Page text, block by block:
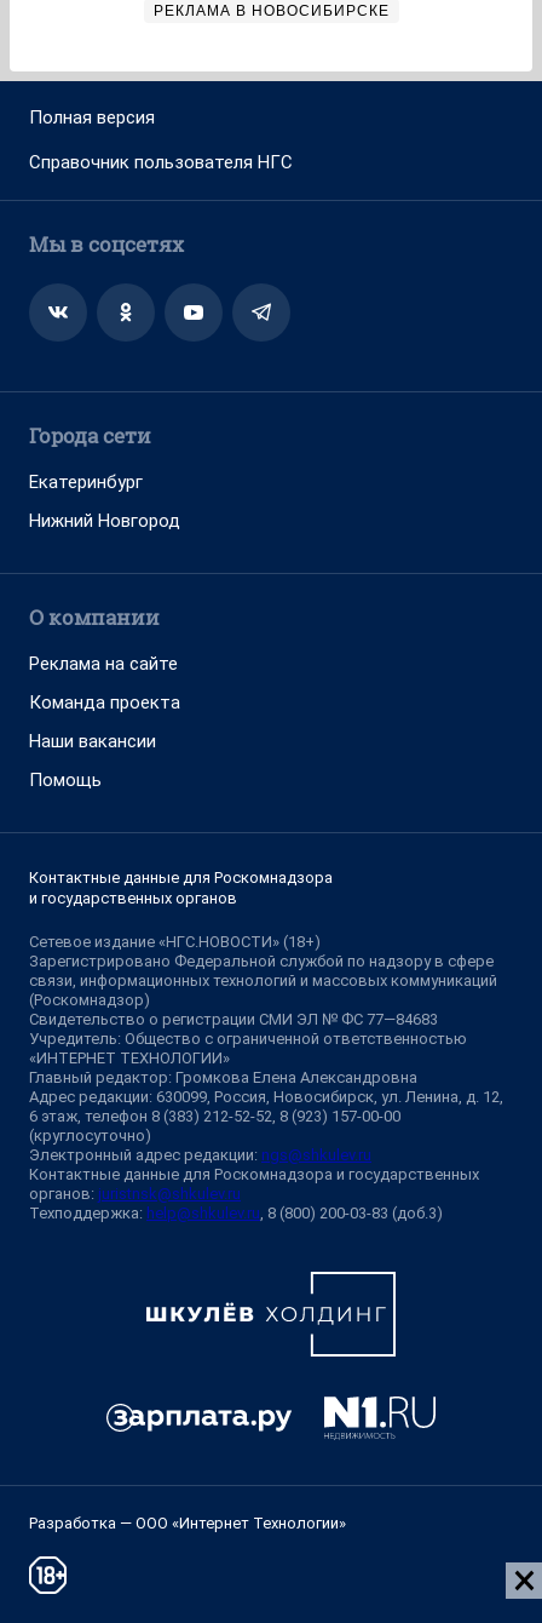
РЕКЛАМА В НОВОСИБИРСКЕ
Полная версия
Справочник пользователя НГС
Мы в соцсетях
Города сети
Екатеринбург
Нижний Новгород
О компании
Реклама на сайте
Команда проекта
Наши вакансии
Помощь
Контактные данные для Роскомнадзора
и государственных органов
Сетевое издание «НГС.НОВОСТИ» (18+)
Зарегистрировано Федеральной службой по надзору в сфере
связи, информационных технологий и массовых коммуникаций
(Роскомнадзор)
Свидетельство о регистрации СМИ ЭЛ № ФС 77—84683
Учредитель: Общество с ограниченной ответственностью
«ИНТЕРНЕТ ТЕХНОЛОГИИ»
Главный редактор: Громкова Елена Александровна
Адрес редакции: 630099, Россия, Новосибирск, ул. Ленина, д. 12,
6 этаж, телефон 8 (383) 212-52-52, 8 (923) 157-00-00
(круглосуточно)
Электронный адрес редакции: ngs@shkulev.ru
Контактные данные для Роскомнадзора и государственных
органов: juristnsk@shkulev.ru
Техподдержка: help@shkulev.ru , 8 (800) 200-03-83 (доб.3)
Разработка — ООО «Интернет Технологии»